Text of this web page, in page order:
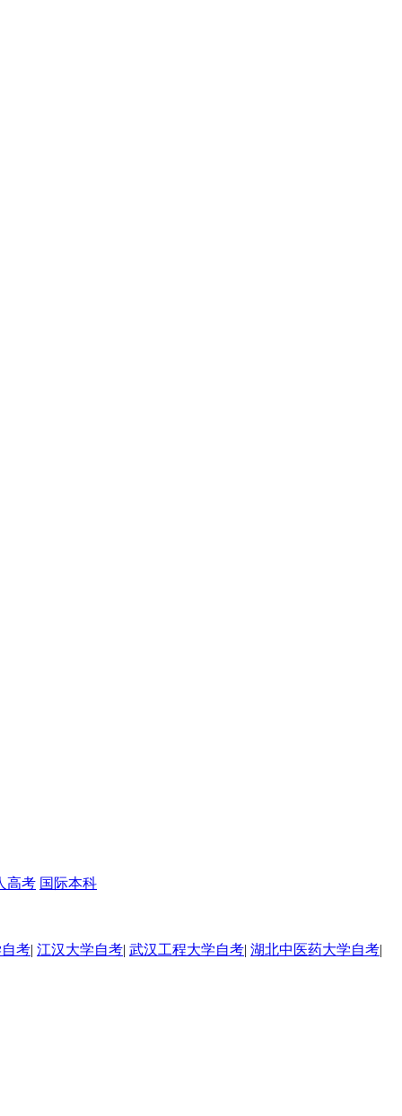
高考 国际本科
考| 江汉大学自考| 武汉工程大学自考| 湖北中医药大学自考|